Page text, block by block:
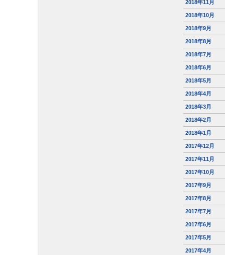
2018年11月
2018年10月
2018年9月
2018年8月
2018年7月
2018年6月
2018年5月
2018年4月
2018年3月
2018年2月
2018年1月
2017年12月
2017年11月
2017年10月
2017年9月
2017年8月
2017年7月
2017年6月
2017年5月
2017年4月